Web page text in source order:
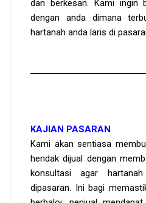
dan berkesan. Kami ingin
dengan anda dimana
hartanah anda laris di
KAJIAN PASARAN
Kami akan sentiasa
hendak dijual dengan
konsultasi agar
dipasaran. Ini bagi